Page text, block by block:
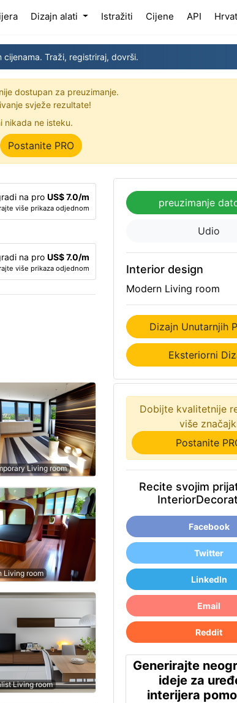
(current)
Dizajn alati Istražiti Cijene API
cijenama. Traži, registriraj, dovrši.
dostupan za preuzimanje.
svježe rezultate!
nikada ne isteku.
Postanite PRO
na pro US$ 7.0/m
više prikaza odjednom
na pro US$ 7.0/m
više prikaza odjednom
Living room
Living room
Living room
preuzimanje
Udio
Interior design
Modern Living room
Dizajn Unutarnjih
Eksteriorni
Dobijte kvalitetnije
više
Postanite
Recite svojim
Facebook
Twitter
LinkedIn
Email
Reddit
Generirajte
ideje za
interijera